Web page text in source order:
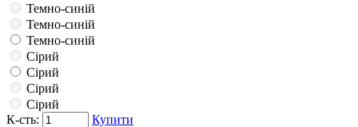
Темно-синій
Темно-синій
Темно-синій
Сірий
Сірий
Сірий
Сірий
К-сть:
Купити